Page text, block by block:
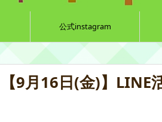
公式instagram
【9月16日(金)】LINE